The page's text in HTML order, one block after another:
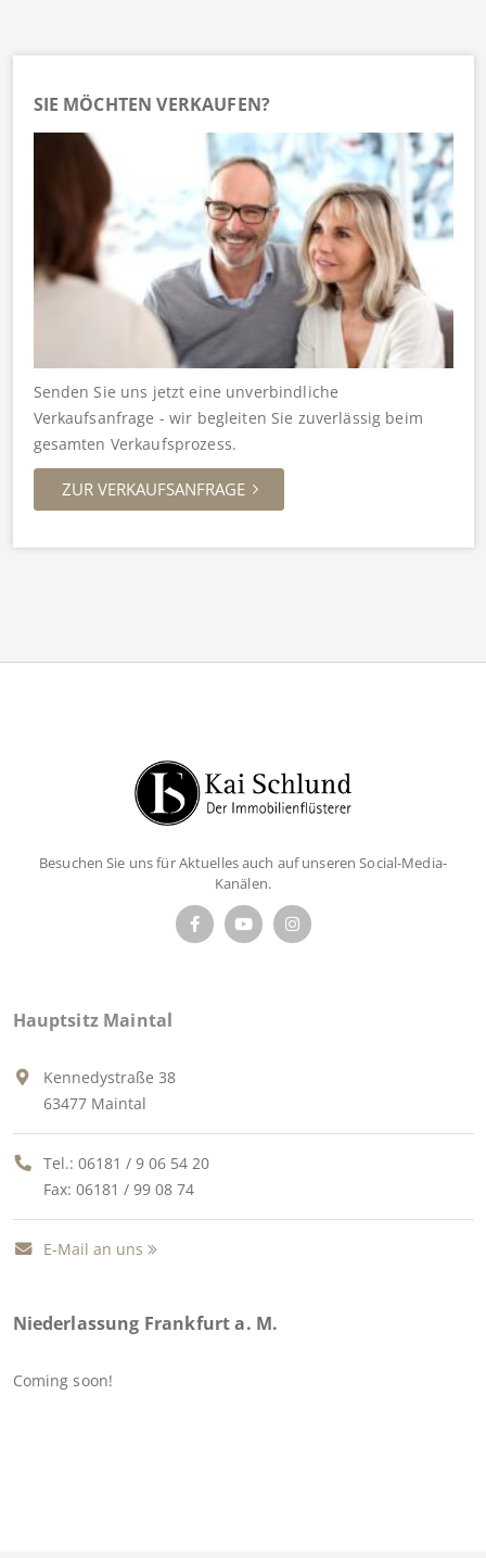
SIE MÖCHTEN VERKAUFEN?
Senden Sie uns jetzt eine unverbindliche
Verkaufsanfrage - wir begleiten Sie zuverlässig beim
gesamten Verkaufsprozess.
ZUR VERKAUFSANFRAGE
Besuchen Sie uns für Aktuelles auch auf unseren Social-Media-
Kanälen.
Hauptsitz Maintal
Kennedystraße 38
63477 Maintal
Tel.: 06181 / 9 06 54 20
Fax: 06181 / 99 08 74
E-Mail an uns
Niederlassung Frankfurt a. M.
Coming soon!